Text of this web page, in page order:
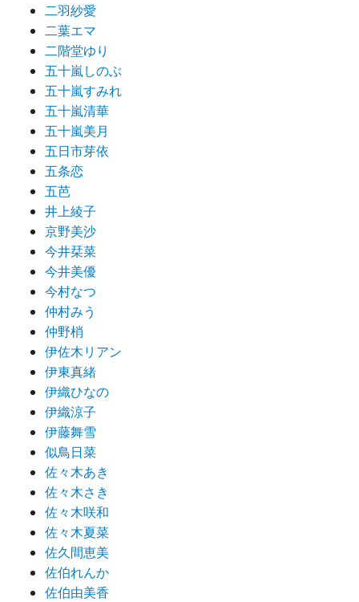
二羽紗愛
二葉エマ
二階堂ゆり
五十嵐しのぶ
五十嵐すみれ
五十嵐清華
五十嵐美月
五日市芽依
五条恋
五芭
井上綾子
京野美沙
今井栞菜
今井美優
今村なつ
仲村みう
仲野梢
伊佐木リアン
伊東真緒
伊織ひなの
伊織涼子
伊藤舞雪
似鳥日菜
佐々木あき
佐々木さき
佐々木咲和
佐々木夏菜
佐久間恵美
佐伯れんか
佐伯由美香